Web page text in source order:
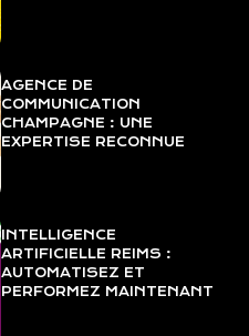
AGENCE DE
COMMUNICATION
CHAMPAGNE : UNE
EXPERTISE RECONNUE
INTELLIGENCE
ARTIFICIELLE REIMS :
AUTOMATISEZ ET
PERFORMEZ MAINTENANT